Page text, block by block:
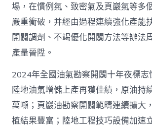
場，在慣例氣、致密氣及頁巖氣等多
嚴重衝破，并經由過程連續強化產能
開闢調劑、不竭優化開闢方法等辦法
產量晉陞。
2024年全國油氣勘察開闢十年夜標志
陸地油氣增儲上產再獲佳績，原油持
萬噸；頁巖油勘察開闢範疇連續擴大
植結果豐富；陸地工程技巧設備加速